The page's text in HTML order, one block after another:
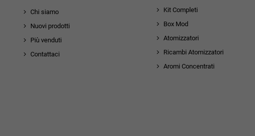
Chi siamo
Nuovi prodotti
Più venduti
Contattaci
Kit Completi
Box Mod
Atomizzatori
Ricambi Atomizzatori
Aromi Concentrati